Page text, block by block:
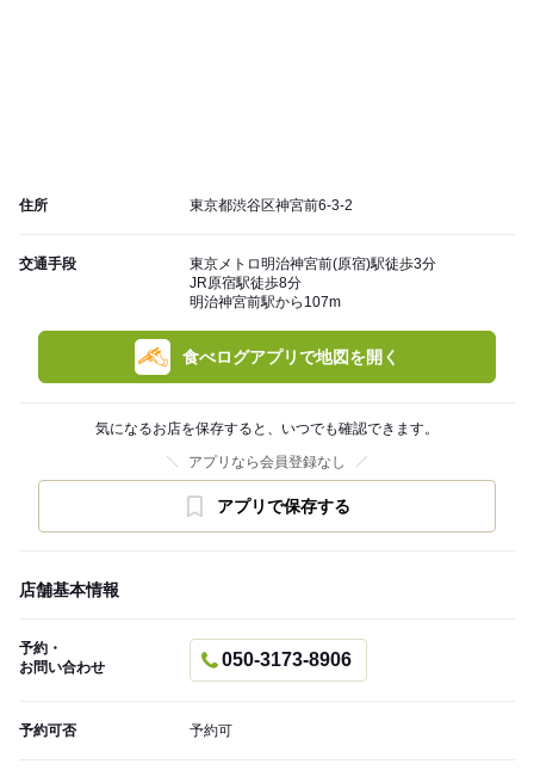
住所 東京都渋谷区神宮前6-3-2
交通手段
東京メトロ明治神宮前(原宿)駅徒歩3分
JR原宿駅徒歩8分
明治神宮前駅から107m
食べログアプリで地図を開く
気になるお店を保存すると、いつでも確認できます。
アプリなら会員登録なし
アプリで保存する
店舗基本情報
予約・
お問い合わせ
050-3173-8906
予約可否 予約可